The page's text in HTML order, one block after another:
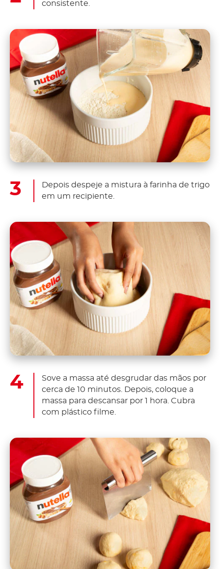
consistente.
Depois despeje a mistura à farinha de trigo
em um recipiente.
Sove a massa até desgrudar das mãos por
cerca de 10 minutos. Depois, coloque a
massa para descansar por 1 hora. Cubra
com plástico filme.